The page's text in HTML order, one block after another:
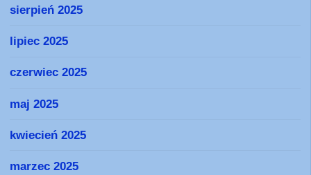
sierpień 2025
lipiec 2025
czerwiec 2025
maj 2025
kwiecień 2025
marzec 2025